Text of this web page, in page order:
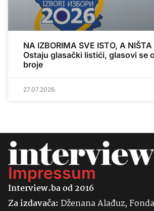
NA IZBORIMA SVE ISTO, A NIŠTA
Ostaju glasački listići, glasovi se
broje
27.07.2026.
Impressum
Interview.ba od 2016
Za izdavača:Dženana Alađuz,